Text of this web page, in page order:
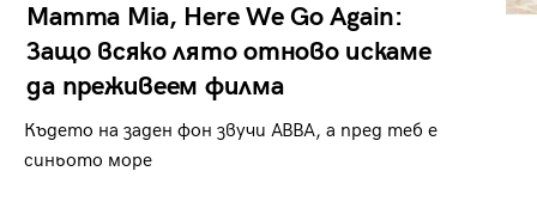
Mamma Mia, Here We Go Again:
Защо всяко лято отново искаме
да преживеем филма
Където на заден фон звучи ABBA, а пред теб е
синьото море